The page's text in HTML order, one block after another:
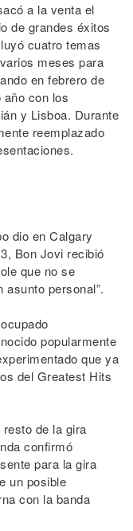
a la venta el
de grandes éxitos
cuatro temas
meses para
en febrero de
con los
y Lisboa. Durante
reemplazado
dio en Calgary
Bon Jovi recibió
que no se
personal”.
popularmente
que ya
del Greatest Hits
de la gira
confirmó
para la gira
un posible
con la banda